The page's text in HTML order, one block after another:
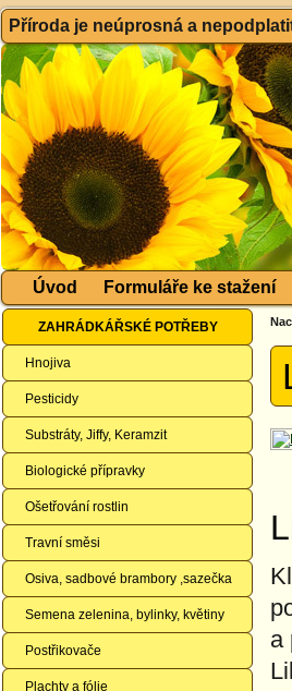
Příroda je neúprosná a
Úvod Formuláře ke stažení
ZAHRÁDKÁŘSKÉ POTŘEBY
Hnojiva
Pesticidy
Substráty, Jiffy, Keramzit
Biologické přípravky
Ošetřování rostlin
Travní směsi
Osiva, sadbové brambory ,sazečka
Semena zelenina, bylinky, květiny
Postřikovače
Plachty a fólie
a